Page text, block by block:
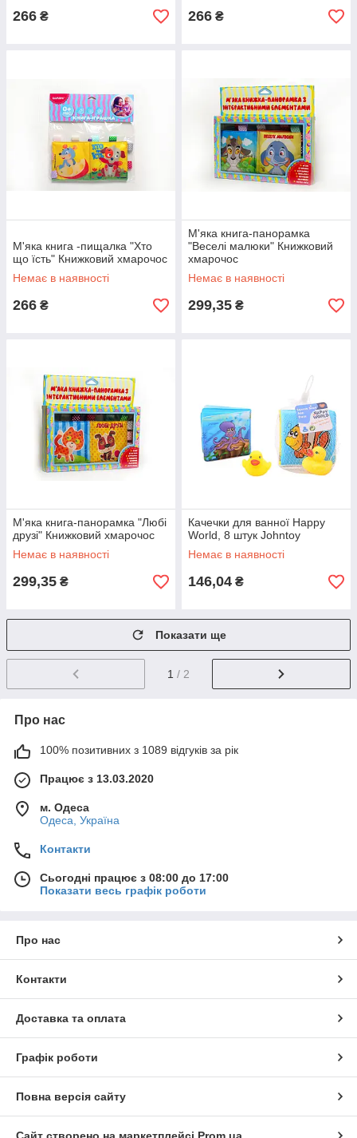
266 ₴ 266 ₴
М'яка книга -пищалка "Хто
що їсть" Книжковий хмарочос
Немає в наявності
266 ₴
М'яка книга-панорамка
"Веселі малюки" Книжковий
хмарочос
Немає в наявності
299,35 ₴
М'яка книга-панорамка "Любі
друзі" Книжковий хмарочос
Немає в наявності
299,35 ₴
Качечки для ванної Happy
World, 8 штук Johntoy
Немає в наявності
146,04 ₴
Показати ще
1 / 2
Про нас
100% позитивних з 1089 відгуків за рік
Працює з 13.03.2020
м. Одеса
Одеса, Україна
Контакти
Сьогодні працює з 08:00 до 17:00
Показати весь графік роботи
Про нас
Контакти
Доставка та оплата
Графік роботи
Повна версія сайту